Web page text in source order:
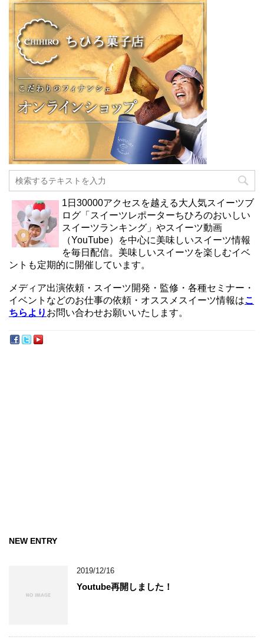
1日30000アクセスを越える大人気スイーツブ
ログ「スイーツレポーターちひろのおいしい
スイーツランキング」やスイーツ動画
（YouTube）を中心に美味しいスイーツ情報
を毎日配信。美味しいスイーツを楽しむイベ
ントも定期的に開催しています。
メディア出演依頼・スイーツ開発・監修・各種セミナー・
イベントなどのお仕事の依頼・オススメスイーツ情報はこ
ちらより お問い合わせお願いいたします。
NEW ENTRY
2019/12/16
Youtube再開しました！